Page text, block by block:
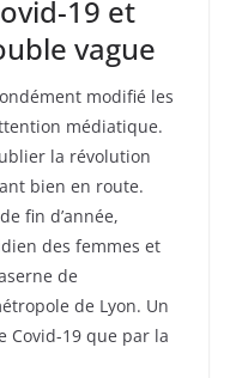
19 et
vague
modifié les
médiatique.
la révolution
bien en route.
fin d’année,
des femmes et
de
de Lyon. Un
19 que par la